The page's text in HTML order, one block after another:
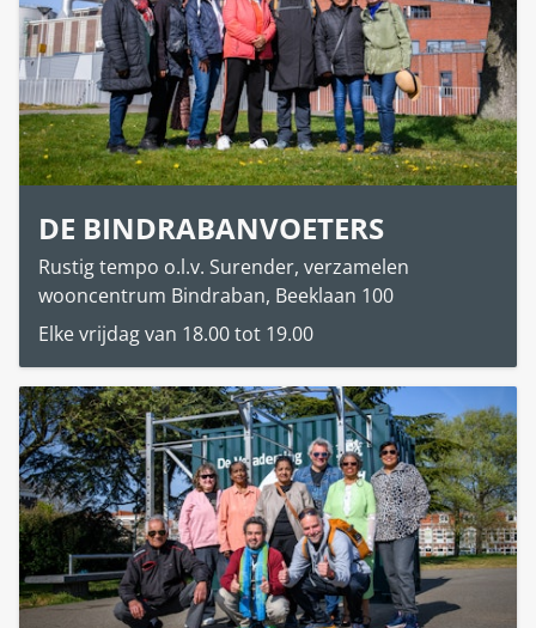
DE BINDRABANVOETERS
Rustig tempo o.l.v. Surender, verzamelen
wooncentrum Bindraban, Beeklaan 100
Elke vrijdag van 18.00 tot 19.00